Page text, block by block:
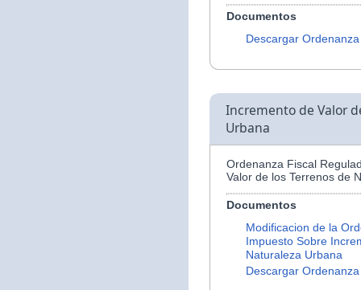
Documentos
Descargar Ordenanza
Incremento de Valor
Urbana
Ordenanza Fiscal
Valor de los Terrenos de
Documentos
Modificacion de la
Impuesto Sobre
Naturaleza Urbana
Descargar Ordenanza